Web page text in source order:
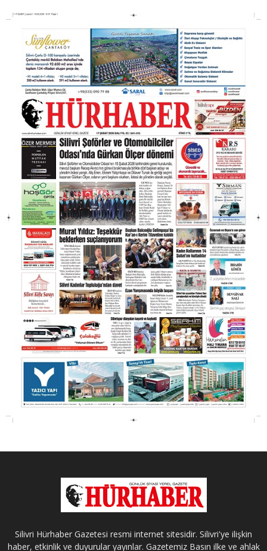
Silivri Hürhaber Gazetesi resmi internet sitesidir. Silivri'ye ilişkin
haber, etkinlik ve duyurular yayınlar. Gazetemiz Basın ilke ve ahlak